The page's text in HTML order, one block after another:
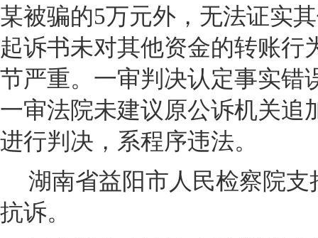
某被骗的5万元外，无法证实
起诉书未对其他资金的转账行
节严重。一审判决认定事实错
一审法院未建议原公诉机关追
进行判决，系程序违法。
湖南省益阳市人民检察院
抗诉。